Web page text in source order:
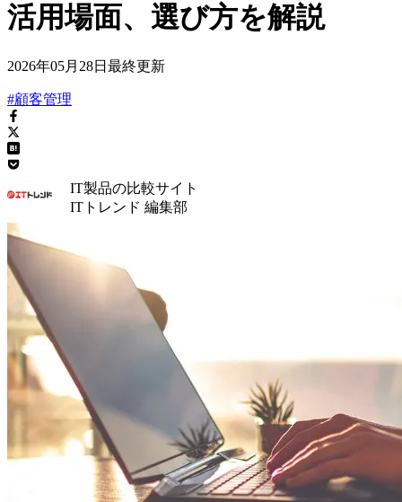
活用場面、選び方を解説
2026年05月28日 最終更新
#顧客管理
IT製品の比較サイト
ITトレンド 編集部